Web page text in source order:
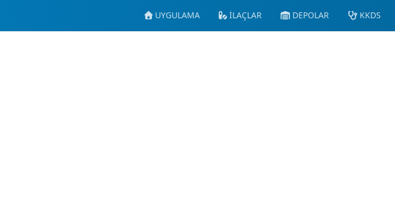
UYGULAMA İLAÇLAR DEPOLAR KKDS